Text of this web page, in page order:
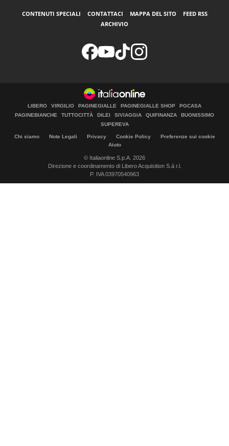
CONTENUTI SPECIALI CONTATTACI MAPPA DEL SITO
FEED RSS
ARCHIVIO
LIBERO VIRGILIO PAGINEGIALLE PAGINEGIALLE SHOP
PGCASA
PAGINEBIANCHE
TUTTOCITTÀ DILEI SIVIAGGIA QUIFINANZA
BUONISSIMO
SUPEREVA
Chi siamo Note Legali Privacy Cookie Policy
Preferenze sui cookie
Aiuto
© Italiaonline S.p.A. 2026
Direzione e coordinamento di Libero Acquisition S.á r.l.
P. IVA 03970540963